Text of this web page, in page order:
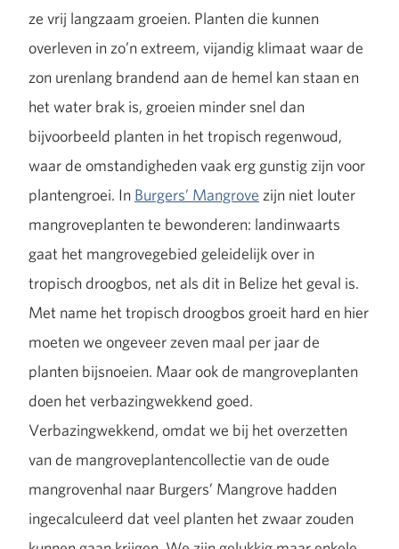
ze vrij langzaam groeien. Planten die kunnen
overleven in zo’n extreem, vijandig klimaat waar de
zon urenlang brandend aan de hemel kan staan en
het water brak is, groeien minder snel dan
bijvoorbeeld planten in het tropisch regenwoud,
waar de omstandigheden vaak erg gunstig zijn voor
plantengroei. In Burgers’ Mangrove zijn niet louter
mangroveplanten te bewonderen: landinwaarts
gaat het mangrovegebied geleidelijk over in
tropisch droogbos, net als dit in Belize het geval is.
Met name het tropisch droogbos groeit hard en hier
moeten we ongeveer zeven maal per jaar de
planten bijsnoeien. Maar ook de mangroveplanten
doen het verbazingwekkend goed.
Verbazingwekkend, omdat we bij het overzetten
van de mangroveplantencollectie van de oude
mangrovenhal naar Burgers’ Mangrove hadden
ingecalculeerd dat veel planten het zwaar zouden